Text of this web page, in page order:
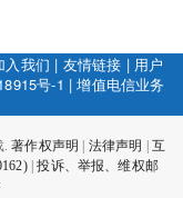
入我们 | 友情链接 | 用户
号-1 |增值电信业务
.著作权声明 法律声明
互
|投诉、举报、维权邮